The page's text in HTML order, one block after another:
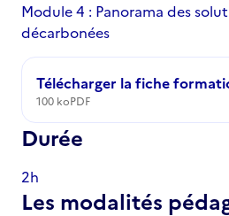
Module 4 : Panorama des
décarbonées
Télécharger la fiche
100 koPDF
Durée
2h
Les modalités